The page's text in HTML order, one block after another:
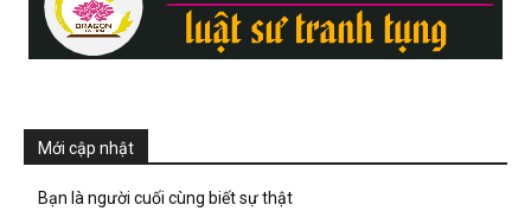
phòng,
dịch
Mới cập nhật
Bạn là người cuối cùng biết sự thật